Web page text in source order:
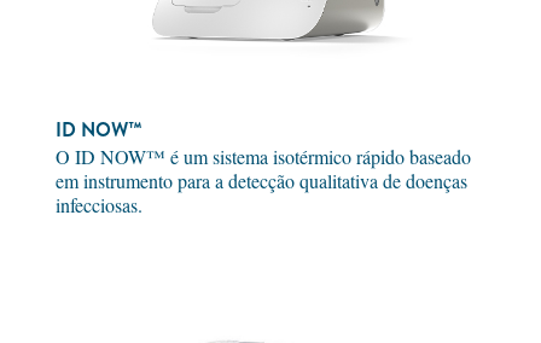
ID NOW™
O ID NOW™ é um sistema isotérmico rápido baseado
em instrumento para a detecção qualitativa de doenças
infecciosas.